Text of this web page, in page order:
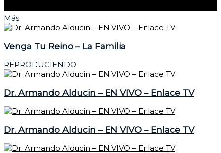
Más
Venga Tu Reino – La Familia
REPRODUCIENDO
Dr. Armando Alducin – EN VIVO – Enlace TV
Dr. Armando Alducin – EN VIVO – Enlace TV